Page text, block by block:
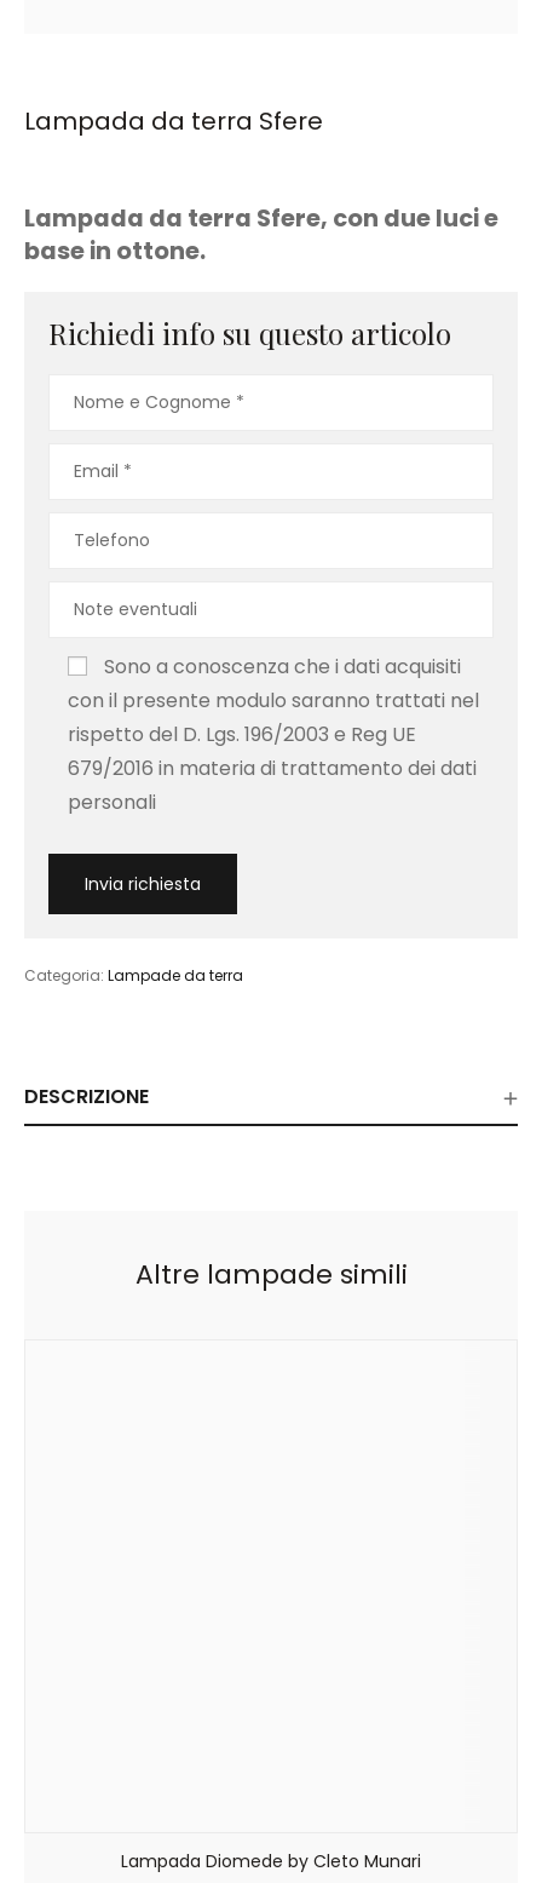
Lampada da terra Sfere
Lampada da terra Sfere, con due luci e
base in ottone.
Richiedi info su questo articolo
Sono a conoscenza che i dati acquisiti
con il presente modulo saranno trattati nel
rispetto del D. Lgs. 196/2003 e Reg UE
679/2016 in materia di trattamento dei dati
personali
Categoria: Lampade da terra
DESCRIZIONE
Altre lampade simili
Lampada Diomede by Cleto Munari